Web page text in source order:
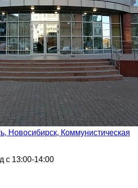
Новосибирск, Коммунистическая
с 13:00-14:00